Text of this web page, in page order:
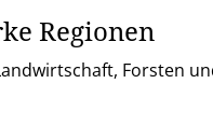
Regionen
Forsten